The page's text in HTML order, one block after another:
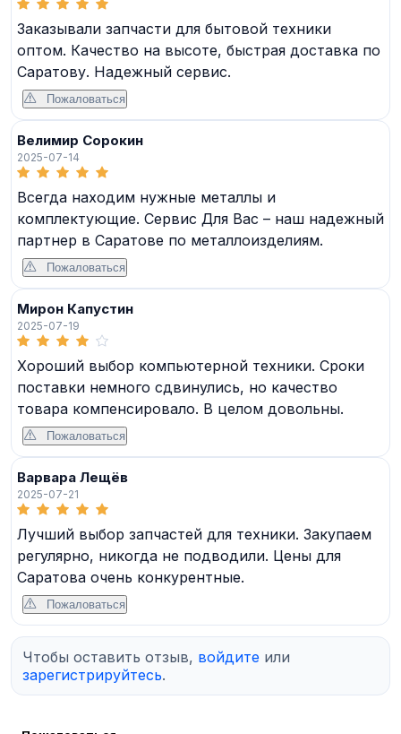
Заказывали запчасти для бытовой техники
оптом. Качество на высоте, быстрая доставка по
Саратову. Надежный сервис.
Пожаловаться
Велимир Сорокин
2025-07-14
Всегда находим нужные металлы и
комплектующие. Сервис Для Вас – наш надежный
партнер в Саратове по металлоизделиям.
Пожаловаться
Мирон Капустин
2025-07-19
Хороший выбор компьютерной техники. Сроки
поставки немного сдвинулись, но качество
товара компенсировало. В целом довольны.
Пожаловаться
Варвара Лещёв
2025-07-21
Лучший выбор запчастей для техники. Закупаем
регулярно, никогда не подводили. Цены для
Саратова очень конкурентные.
Пожаловаться
Чтобы оставить отзыв, войдите или
зарегистрируйтесь.